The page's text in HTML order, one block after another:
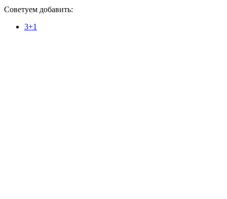
Советуем добавить:
3+1